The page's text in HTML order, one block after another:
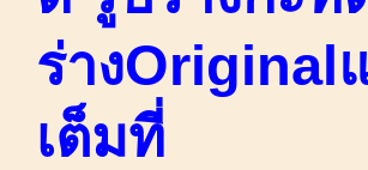
ร่าง
เต็มที่